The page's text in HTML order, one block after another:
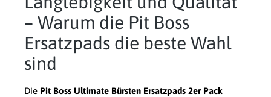
– Warum die Pit Boss
Ersatzpads die beste Wahl
sind
Die Pit Boss Ultimate Bürsten Ersatzpads 2er Pack